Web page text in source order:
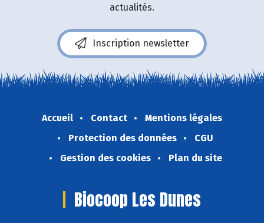
actualités.
Inscription newsletter
Accueil Contact
Mentions légales
Protection des données
CGU
Gestion des cookies
Plan du site
Biocoop Les Dunes